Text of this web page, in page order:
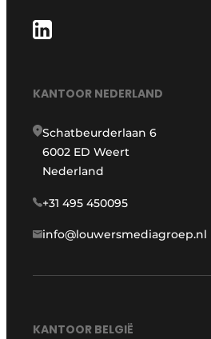
KANTOOR NEDERLAND
Schatbeurderlaan 6
6002 ED Weert
Nederland
+31 495 450095
info@louwersmediagroep.nl
KANTOOR BELGIË